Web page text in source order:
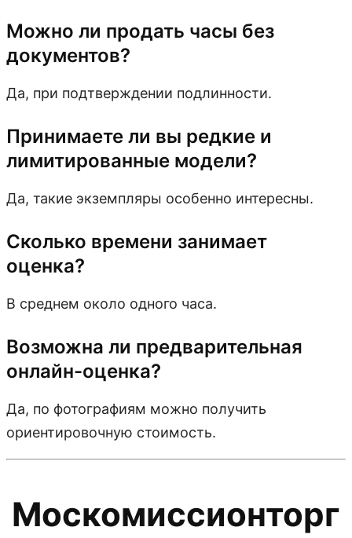
Можно ли продать часы без
документов?
Да, при подтверждении подлинности.
Принимаете ли вы редкие и
лимитированные модели?
Да, такие экземпляры особенно интересны.
Сколько времени занимает
оценка?
В среднем около одного часа.
Возможна ли предварительная
онлайн-оценка?
Да, по фотографиям можно получить
ориентировочную стоимость.
Москомиссионторг